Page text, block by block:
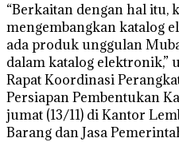
“Berkaitan dengan hal itu,
mengembangkan katalog
ada produk unggulan
dalam katalog elektronik,”
Rapat Koordinasi
Persiapan Pembentukan
jumat (13/11) di Kantor
Barang dan Jasa